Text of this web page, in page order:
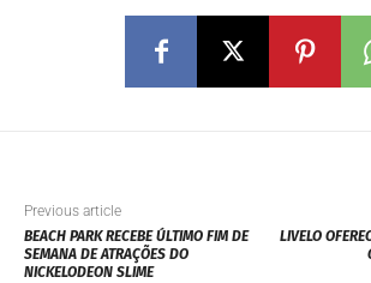
Previous article
BEACH PARK RECEBE ÚLTIMO FIM DE
SEMANA DE ATRAÇÕES DO
NICKELODEON SLIME
LIVELO